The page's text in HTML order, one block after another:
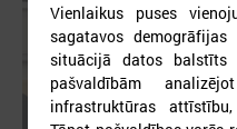
Vienlaikus puses
sagatavos
situācijā datos balstīts
pašvaldībām
infrastruktūras